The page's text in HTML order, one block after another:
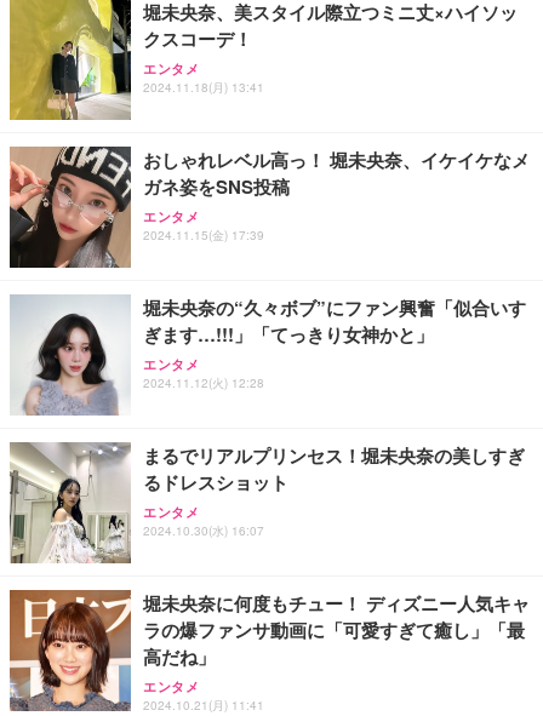
急用 iOS/Android各種他対応 機内持込可 (高級白い)
エレコム 充電器 Type-C USB-C 20W USB PD対応 1
ポート PSE認証品 GaN採用 折りたたみ式プラグ ホ
ワイト 【 iPhone16 15 等対応】 EC-AC6820WH
エレコム 充電器 40W 2ポート Type-C USB PD対応
PPS対応 GaN II採用 折りたたみ式プラグ ホワイト
EC-AC10640WH
エレコム 65W 充電器 Type-C コンセント 急速 PD対
応 スイング式プラグ採用 PSE技術基準適合 ブラッ
ク EC-AC12465BK
【国内正規品】Keychron B1 Pro ウルトラスリム ワ
イヤレスキーボード、ZMKカスタマイズ、シザース
イッチ、2.4 GHz/Bluetooth 5.2/有線接続、ロングバ
リーホワイト（かな印字なし）, JISレイアウト)
エレコム ワイヤレスキーボード マウスセット メン
ブレン 薄型 フルキーボード ブラック TK-FDM110M
BK
エレコム ワイヤレスキーボード 静音 テンキー付 薄
型コンパクトサイズ Windows ChromeOS macOS
対応 ブラック TK-QT30DMBK
【Amazon.co.jp限定】REGZA レグザ テレビ 40V3
5N(A) (40インチ / フルハイビジョン/液晶/Airplay/ネ
ット動画対応)
【Amazon.co.jp限定】REGZA レグザ テレビ 24V3
5N(A) (24インチ / ハイビジョン/液晶/Airplay/ネット
動画対応)
Philips(フィリップス) チューナーレステレビ 43イン
チ 量子ドット FHD QLED スマートテレビ Google T
V内蔵 HDR10/Dolby Audio対応 ネット動画視聴可能
堀未央奈、美スタイル際立つミニ丈×ハイソッ
クスコーデ！
エンタメ
2024.11.18(月) 13:41
おしゃれレベル高っ！ 堀未央奈、イケイケなメ
ガネ姿をSNS投稿
エンタメ
2024.11.15(金) 17:39
堀未央奈の“久々ボブ”にファン興奮「似合いす
ぎます…!!!」「てっきり女神かと」
エンタメ
2024.11.12(火) 12:28
まるでリアルプリンセス！堀未央奈の美しすぎ
るドレスショット
エンタメ
2024.10.30(水) 16:07
堀未央奈に何度もチュー！ ディズニー人気キャ
ラの爆ファンサ動画に「可愛すぎて癒し」「最
高だね」
エンタメ
2024.10.21(月) 11:41